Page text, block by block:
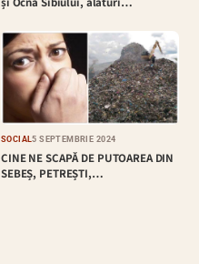
SOCIAL5 SEPTEMBRIE 2024
CINE NE SCAPĂ DE PUTOAREA DIN
SEBEȘ, PETREȘTI,…